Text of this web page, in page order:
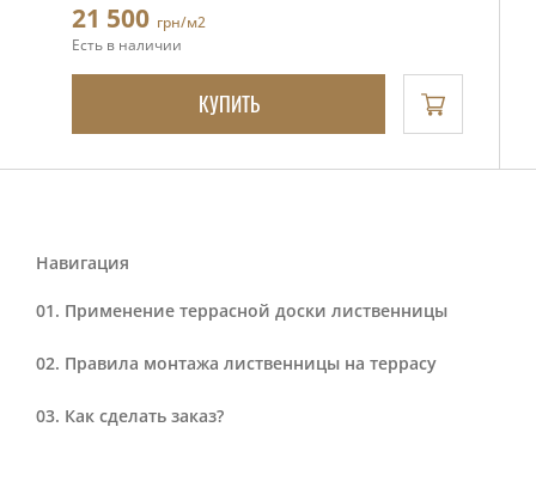
Навигация
Применение террасной доски лиственницы
Правила монтажа лиственницы на террасу
Как сделать заказ?
21 500 грн/м2
Есть в наличии
КУПИТЬ